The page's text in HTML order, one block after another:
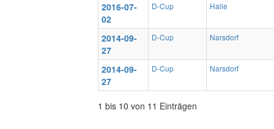
2016-07-
02
D-Cup Halle
2014-09-
27
D-Cup Narsdorf
2014-09-
27
D-Cup Narsdorf
1 bis 10 von 11 Einträgen